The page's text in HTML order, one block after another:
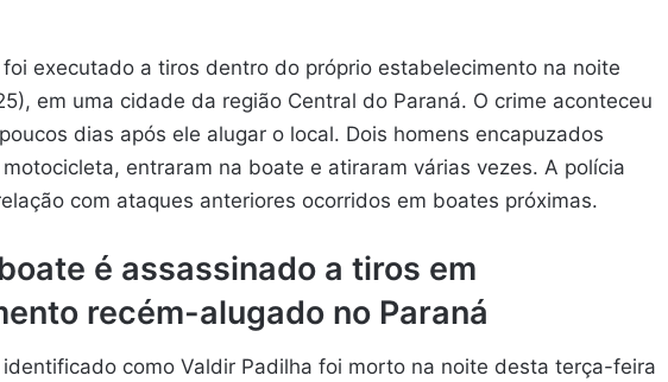
foi executado a tiros dentro do próprio estabelecimento na noite
em uma cidade da região Central do Paraná. O crime aconteceu
dias após ele alugar o local. Dois homens encapuzados
entraram na boate e atiraram várias vezes. A polícia
com ataques anteriores ocorridos em boates próximas.
é assassinado a tiros em
recém-alugado no Paraná
identificado como Valdir Padilha foi morto na noite desta terça-feira